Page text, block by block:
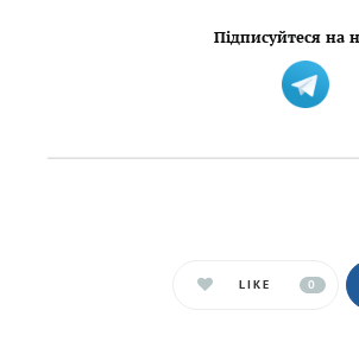
Підписуйтеся на
LIKE 0